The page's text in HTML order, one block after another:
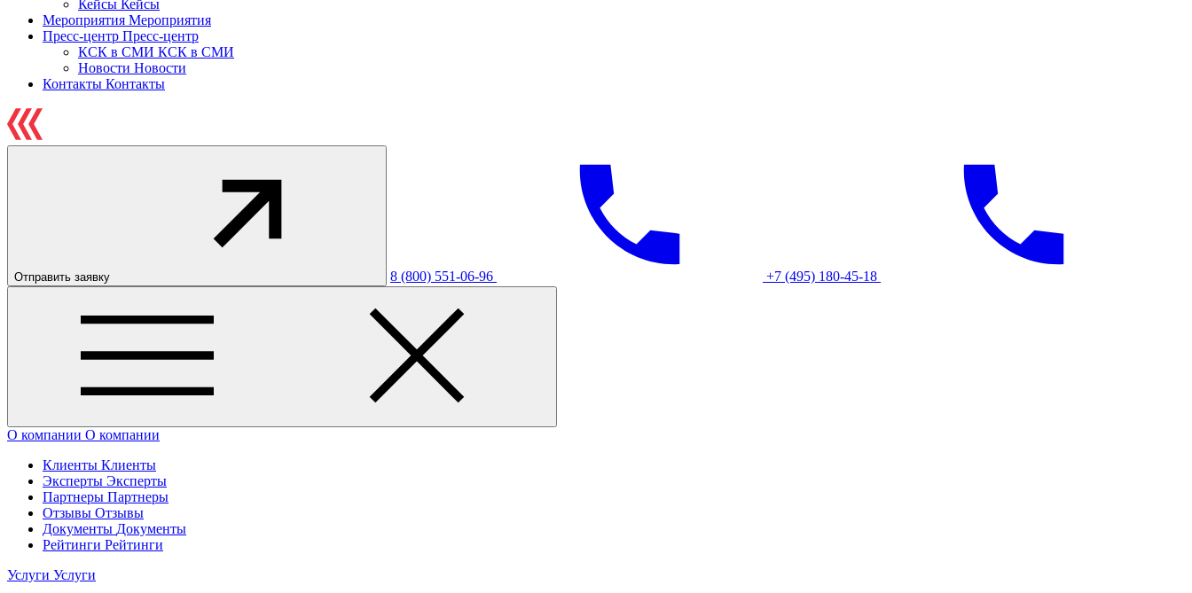
Кейсы Кейсы
Мероприятия Мероприятия
Пресс-центр Пресс-центр
КСК в СМИ КСК в СМИ
Новости Новости
Контакты Контакты
Отправить заявку 8 (800) 551-06-96 +7 (495) 180-45-18
О компании О компании
Клиенты Клиенты
Эксперты Эксперты
Партнеры Партнеры
Отзывы Отзывы
Документы Документы
Рейтинги Рейтинги
Услуги Услуги